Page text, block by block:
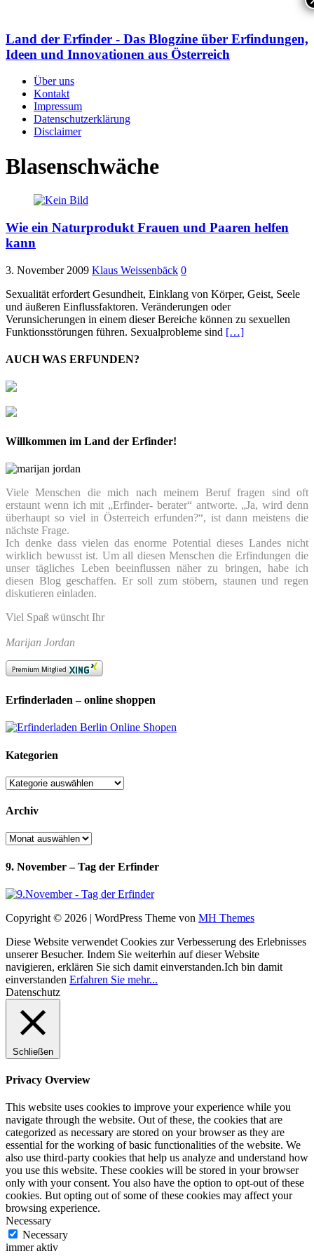
Land der Erfinder - Das Blogzine über Erfindungen,
Ideen und Innovationen aus Österreich
Über uns
Kontakt
Impressum
Datenschutzerklärung
Disclaimer
Blasenschwäche
Wie ein Naturprodukt Frauen und Paaren helfen
kann
3. November 2009 Klaus Weissenbäck 0
Sexualität erfordert Gesundheit, Einklang von Körper, Geist, Seele
und äußeren Einflussfaktoren. Veränderungen oder
Verunsicherungen in einem dieser Bereiche können zu sexuellen
Funktionsstörungen führen. Sexualprobleme sind […]
AUCH WAS ERFUNDEN?
Willkommen im Land der Erfinder!
Viele Menschen die mich nach meinem Beruf fragen sind oft
erstaunt wenn ich mit „Erfinder- berater“ antworte. „Ja, wird denn
überhaupt so viel in Österreich erfunden?“, ist dann meistens die
nächste Frage.
Ich denke dass vielen das enorme Potential dieses Landes nicht
wirklich bewusst ist. Um all diesen Menschen die Erfindungen die
unser tägliches Leben beeinflussen näher zu bringen, habe ich
diesen Blog geschaffen. Er soll zum stöbern, staunen und regen
diskutieren einladen.
Viel Spaß wünscht Ihr
Marijan Jordan
Erfinderladen – online shoppen
Kategorien
Kategorien
Archiv
Archiv
9. November – Tag der Erfinder
Copyright © 2026 | WordPress Theme von MH Themes
Diese Website verwendet Cookies zur Verbesserung des Erlebnisses
unserer Besucher. Indem Sie weiterhin auf dieser Website
navigieren, erklären Sie sich damit einverstanden.Ich bin damit
einverstanden Erfahren Sie mehr...
Datenschutz
Schließen
Privacy Overview
This website uses cookies to improve your experience while you
navigate through the website. Out of these, the cookies that are
categorized as necessary are stored on your browser as they are
essential for the working of basic functionalities of the website. We
also use third-party cookies that help us analyze and understand how
you use this website. These cookies will be stored in your browser
only with your consent. You also have the option to opt-out of these
cookies. But opting out of some of these cookies may affect your
browsing experience.
Necessary
Necessary
immer aktiv